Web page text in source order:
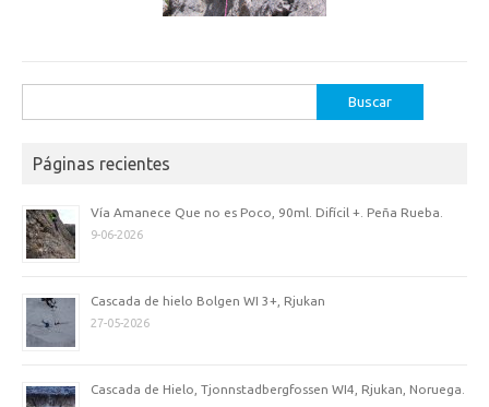
Páginas recientes
Vía Amanece Que no es Poco, 90ml. Difícil +. Peña Rueba.
9-06-2026
Cascada de hielo Bolgen WI 3+, Rjukan
27-05-2026
Cascada de Hielo, Tjonnstadbergfossen WI4, Rjukan, Noruega.